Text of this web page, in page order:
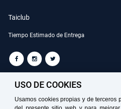
Taiclub
Tiempo Estimado de Entrega
TAILOY S.A. RUC: 20100049181
USO DE COOKIES
Usamos cookies propias y de terceros